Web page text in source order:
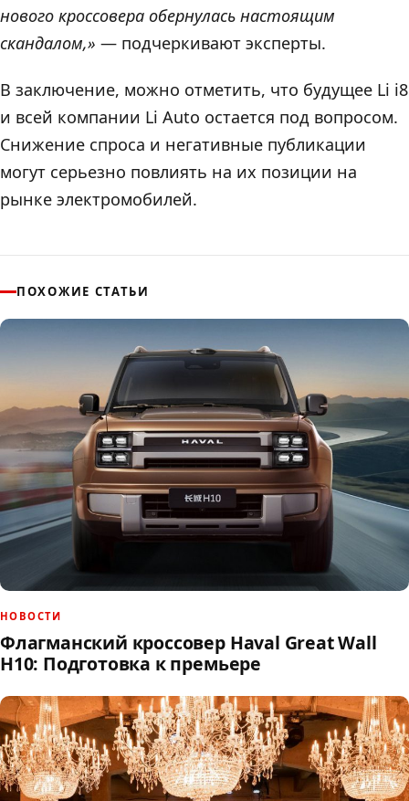
нового кроссовера обернулась настоящим
скандалом,» — подчеркивают эксперты.
В заключение, можно отметить, что будущее Li i8
и всей компании Li Auto остается под вопросом.
Снижение спроса и негативные публикации
могут серьезно повлиять на их позиции на
рынке электромобилей.
ПОХОЖИЕ СТАТЬИ
НОВОСТИ
Флагманский кроссовер Haval Great Wall
H10: Подготовка к премьере